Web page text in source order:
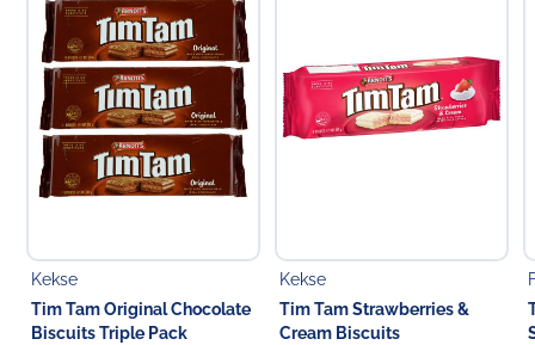
Kekse
Tim Tam Original Chocolate
Biscuits Triple Pack
Kekse
Tim Tam Strawberries &
Cream Biscuits